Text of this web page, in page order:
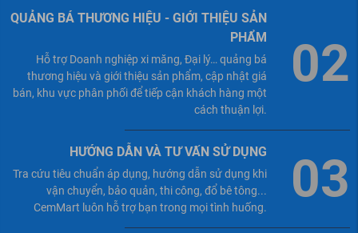
QUẢNG BÁ THƯƠNG HIỆU - GIỚI THIỆU SẢN
PHẨM
Hỗ trợ Doanh nghiệp xi măng, Đại lý… quảng bá
thương hiệu và giới thiệu sản phẩm, cập nhật giá
bán, khu vực phân phối để tiếp cận khách hàng một
cách thuận lợi.
02
HƯỚNG DẪN VÀ TƯ VẤN SỬ DỤNG
Tra cứu tiêu chuẩn áp dụng, hướng dẫn sử dụng khi
vận chuyển, bảo quản, thi công, đổ bê tông...
CemMart luôn hỗ trợ bạn trong mọi tình huống.
03